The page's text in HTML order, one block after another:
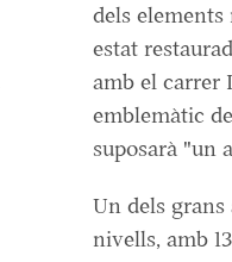
dels elements
estat
amb el carrer
emblemàtic
suposarà "un
Un dels
nivells, amb